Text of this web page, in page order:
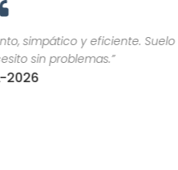
simpático y eficiente. Suelo
sin problemas.”
2026